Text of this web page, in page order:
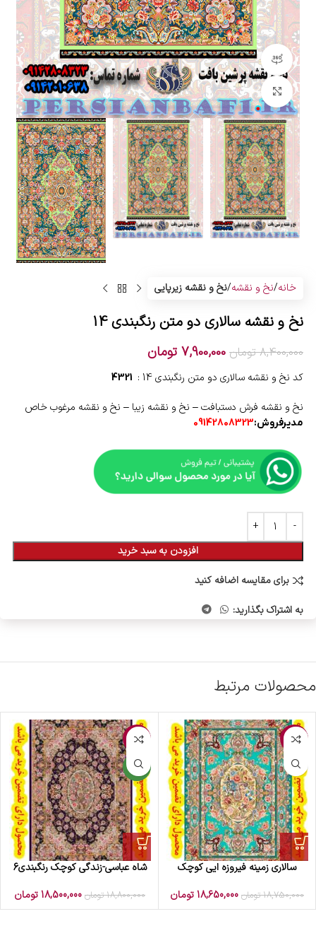
مشاهده 360 درجه
بزرگنمایی تصویر
خانه نخ و نقشه نخ و نقشه زیرپایی
نخ و نقشه سالاری دو متن رنگبندی 14
8,400,000 تومان 7,900,000 تومان
کد نخ و نقشه سالاری دو متن رنگبندی 14 :
نخ و نقشه فرش دستبافت – نخ و نقشه زیبا – نخ و نقشه مرغوب خاص
مدیرفروش:09142808323
افزودن به سبد خرید
برای مقایسه اضافه کنید
به اشتراک بگذارید:
محصولات مرتبط
-1%
سالاری زمینه فیروزه ایی کوچک
18,750,000 تومان 18,650,000تومان
-2%
جدید
شاه عباسی-زندگی کوچک رنگبندی6
18,800,000 تومان 18,500,000تومان